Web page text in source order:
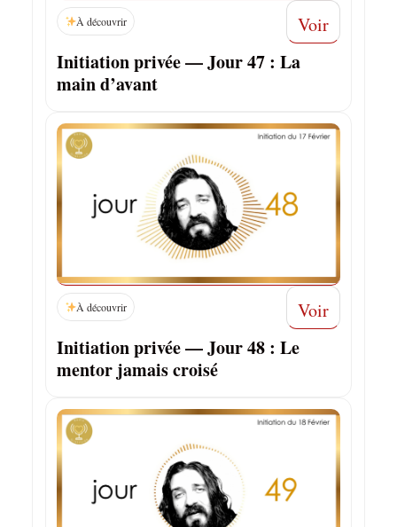
À découvrir Voir
Initiation privée — Jour 47 : La
main d’avant
À découvrir Voir
Initiation privée — Jour 48 : Le
mentor jamais croisé